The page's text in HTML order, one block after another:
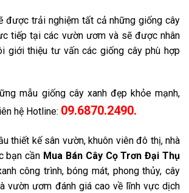
được trải nghiệm tất cả những giống cây
tiếp tại các vườn ươm và sẽ được nhân
giới thiệu tư vấn các giống cây phù hợp
mẫu giống cây xanh đẹp khỏe mạnh,
hệ Hotline: 09.6870.2490.
thiết kế sân vườn, khuôn viên đô thị, nhà
bạn cần Mua Bán Cây Cọ Trơn Đại Thụ
công trình, bóng mát, phong thủy, cây
là vườn ươm đánh giá cao về lĩnh vực dịch